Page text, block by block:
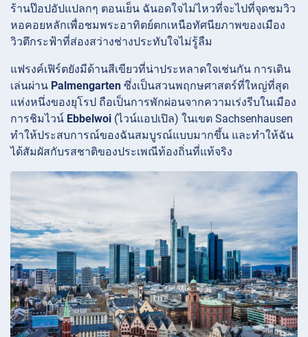
ร้านป๊อปอัปแปลกๆ ตอนเย็น ฉันอดใจไม่ไหวที่จะไปที่จุดชมวิว
หอคอยหลักเพื่อชมพระอาทิตย์ตกเหนือทัศนียภาพของเมือง
วิวตึกระฟ้าที่ส่องสว่างช่างประทับใจไม่รู้ลืม
แฟรงค์เฟิร์ตยังมีด้านสีเขียวที่น่าประหลาดใจเช่นกัน การเดิน
เล่นผ่าน Palmengarten ซึ่งเป็นสวนพฤกษศาสตร์ที่ใหญ่ที่สุด
แห่งหนึ่งของยุโรป ถือเป็นการพักผ่อนจากความเร่งรีบในเมือง
การชิมไวน์ Ebbelwoi (ไวน์แอปเปิล) ในเขต Sachsenhausen
ทำให้ประสบการณ์ของฉันสมบูรณ์แบบมากขึ้น และทำให้ฉัน
ได้สัมผัสกับรสชาติของประเพณีท้องถิ่นที่แท้จริง